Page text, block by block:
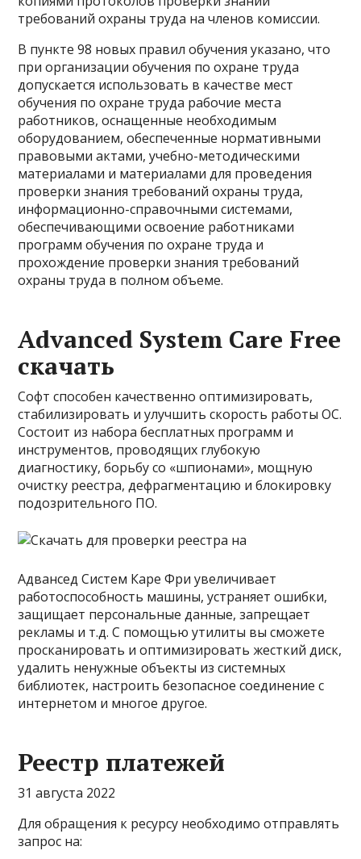
требований охраны труда на членов комиссии.
В пункте 98 новых правил обучения указано, что
при организации обучения по охране труда
допускается использовать в качестве мест
обучения по охране труда рабочие места
работников, оснащенные необходимым
оборудованием, обеспеченные нормативными
правовыми актами, учебно-методическими
материалами и материалами для проведения
проверки знания требований охраны труда,
информационно-справочными системами,
обеспечивающими освоение работниками
программ обучения по охране труда и
прохождение проверки знания требований
охраны труда в полном объеме.
Advanced System Care Free
скачать
Софт способен качественно оптимизировать,
стабилизировать и улучшить скорость работы ОС.
Состоит из набора бесплатных программ и
инструментов, проводящих глубокую
диагностику, борьбу со «шпионами», мощную
очистку реестра, дефрагментацию и блокировку
подозрительного ПО.
Адвансед Систем Каре Фри увеличивает
работоспособность машины, устраняет ошибки,
защищает персональные данные, запрещает
рекламы и т.д. С помощью утилиты вы сможете
просканировать и оптимизировать жесткий диск,
удалить ненужные объекты из системных
библиотек, настроить безопасное соединение с
интернетом и многое другое.
Реестр платежей
31 августа 2022
Для обращения к ресурсу необходимо отправлять
запрос на: